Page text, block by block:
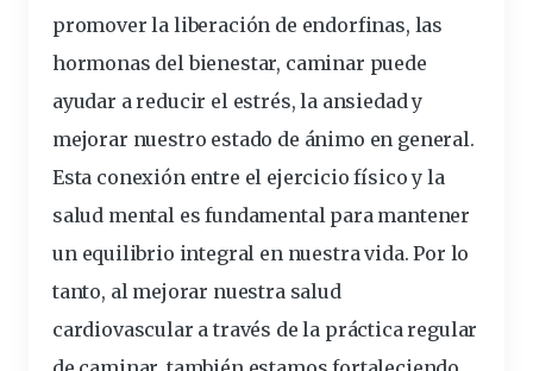
promover la liberación de endorfinas, las
hormonas del bienestar, caminar puede
ayudar a reducir el estrés, la ansiedad y
mejorar nuestro estado de ánimo en general.
Esta conexión entre el ejercicio físico y la
salud mental esfundamental para mantener
un equilibrio integral en nuestra vida. Por lo
tanto, al mejorar nuestra salud
cardiovascular a través de la práctica regular